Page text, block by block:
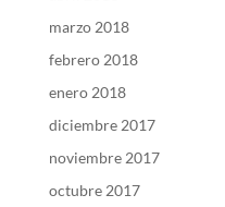
marzo 2018
febrero 2018
enero 2018
diciembre 2017
noviembre 2017
octubre 2017